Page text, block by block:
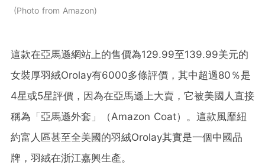
Photo from Amazon
這款在亞馬遜網站上的售價為129.99至139.99美元的
女裝厚羽絨Orolay有6000多條評價，其中超過80％是
4星或5星評價，因為在亞馬遜上大賣，它被美國人直接
稱為「亞馬遜外套」（Amazon Coat）。這款風靡紐
約富人區甚至全美國的羽絨Orolay其實是一個中國品
牌，羽絨在浙江嘉興生產。